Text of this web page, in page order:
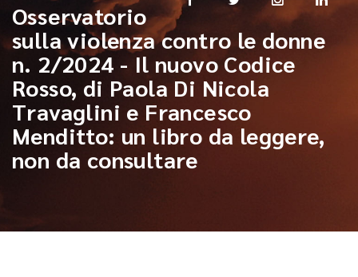
Osservatorio
sulla violenza contro le donne
n. 2/2024 - Il nuovo Codice
Rosso, di Paola Di Nicola
Travaglini e Francesco
Menditto: un libro da leggere,
non da consultare